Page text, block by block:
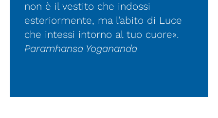
non è il vestito che indossi
esteriormente, ma l’abito di Luce
che intessi intorno al tuo cuore».
Paramhansa Yogananda